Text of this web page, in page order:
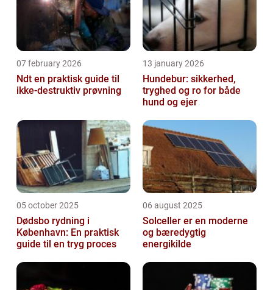
07 february 2026
Ndt en praktisk guide til
ikke-destruktiv prøvning
13 january 2026
Hundebur: sikkerhed,
tryghed og ro for både
hund og ejer
05 october 2025
Dødsbo rydning i
København: En praktisk
guide til en tryg proces
06 august 2025
Solceller er en moderne
og bæredygtig
energikilde